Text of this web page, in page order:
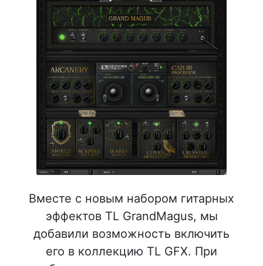
Вместе с новым набором гитарных
эффектов TL GrandMagus, мы
добавили возможность включить
его в коллекцию TL GFX. При